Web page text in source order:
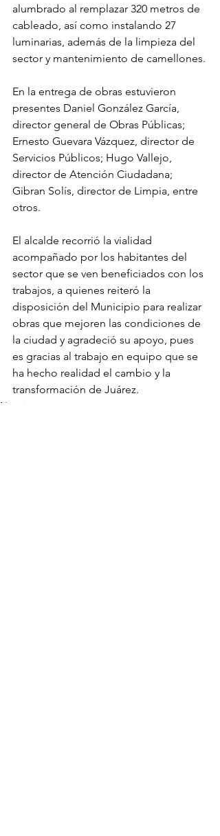
alumbrado al remplazar 320 metros de
cableado, así como instalando 27
luminarias, además de la limpieza del
sector y mantenimiento de camellones.
En la entrega de obras estuvieron
presentes Daniel González García,
director general de Obras Públicas;
Ernesto Guevara Vázquez, director de
Servicios Públicos; Hugo Vallejo,
director de Atención Ciudadana;
Gibran Solís, director de Limpia, entre
otros.
El alcalde recorrió la vialidad
acompañado por los habitantes del
sector que se ven beneficiados con los
trabajos, a quienes reiteró la
disposición del Municipio para realizar
obras que mejoren las condiciones de
la ciudad y agradeció su apoyo, pues
es gracias al trabajo en equipo que se
ha hecho realidad el cambio y la
transformación de Juárez.
Noticias